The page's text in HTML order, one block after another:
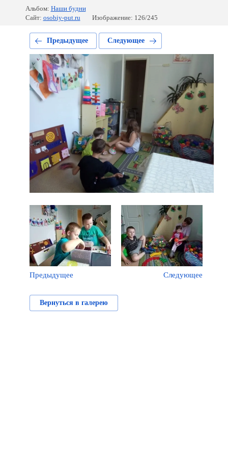
Альбом: Наши будни
Сайт: osobiy-put.ru Изображение: 126/245
Предыдущее Следующее
Предыдущее Следующее
Вернуться в галерею